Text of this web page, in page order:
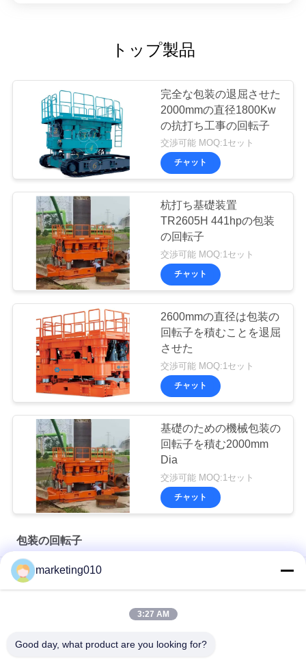
リ
シ
トップ製品
完全な包装の退屈させた
2000mmの直径1800Kw
の抗打ち工事の回転子
交渉可能 MOQ:1セット
チャット
杭打ち基礎装置
TR2605H 441hpの包装
の回転子
交渉可能 MOQ:1セット
チャット
2600mmの直径は包装の
回転子を積むことを退屈
させた
交渉可能 MOQ:1セット
チャット
基礎のための機械包装の
回転子を積む2000mm
Dia
交渉可能 MOQ:1セット
チャット
包装の回転子
都市構造の山のために非常に能率的な完全な油圧包装の回転子
marketing010
3:27 AM
Good day, what product are you looking for?